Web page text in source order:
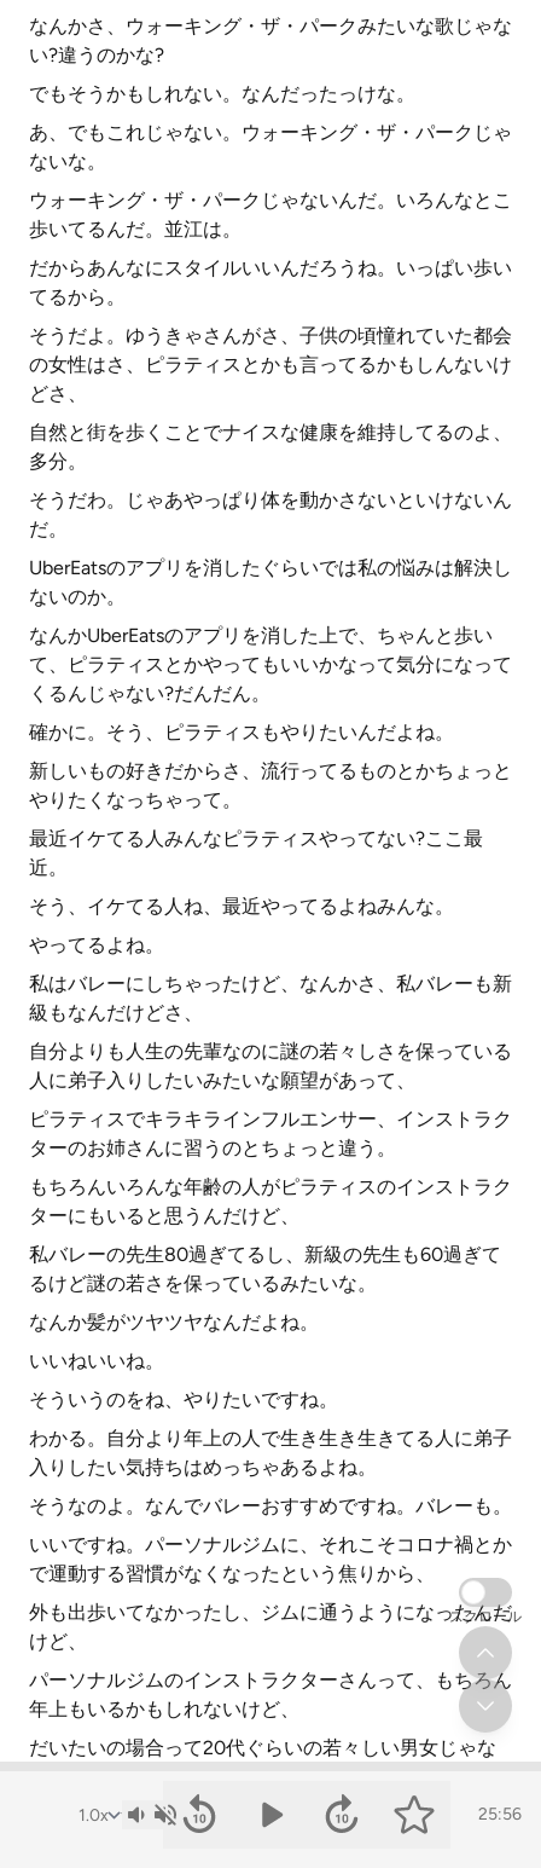
なんかさ、ウォーキング・ザ・パークみたいな歌じゃな
い?違うのかな?
でもそうかもしれない。なんだったっけな。
あ、でもこれじゃない。ウォーキング・ザ・パークじゃ
ないな。
ウォーキング・ザ・パークじゃないんだ。いろんなとこ
歩いてるんだ。並江は。
だからあんなにスタイルいいんだろうね。いっぱい歩い
てるから。
そうだよ。ゆうきゃさんがさ、子供の頃憧れていた都会
の女性はさ、ピラティスとかも言ってるかもしんないけ
どさ、
自然と街を歩くことでナイスな健康を維持してるのよ、
多分。
そうだわ。じゃあやっぱり体を動かさないといけないん
だ。
UberEatsのアプリを消したぐらいでは私の悩みは解決し
ないのか。
なんかUberEatsのアプリを消した上で、ちゃんと歩い
て、ピラティスとかやってもいいかなって気分になって
くるんじゃない?だんだん。
確かに。そう、ピラティスもやりたいんだよね。
新しいもの好きだからさ、流行ってるものとかちょっと
やりたくなっちゃって。
最近イケてる人みんなピラティスやってない?ここ最
近。
そう、イケてる人ね、最近やってるよねみんな。
やってるよね。
私はバレーにしちゃったけど、なんかさ、私バレーも新
級もなんだけどさ、
自分よりも人生の先輩なのに謎の若々しさを保っている
人に弟子入りしたいみたいな願望があって、
ピラティスでキラキラインフルエンサー、インストラク
ターのお姉さんに習うのとちょっと違う。
もちろんいろんな年齢の人がピラティスのインストラク
ターにもいると思うんだけど、
私バレーの先生80過ぎてるし、新級の先生も60過ぎて
るけど謎の若さを保っているみたいな。
なんか髪がツヤツヤなんだよね。
いいねいいね。
そういうのをね、やりたいですね。
わかる。自分より年上の人で生き生き生きてる人に弟子
入りしたい気持ちはめっちゃあるよね。
そうなのよ。なんでバレーおすすめですね。バレーも。
いいですね。パーソナルジムに、それこそコロナ禍とか
で運動する習慣がなくなったという焦りから、
外も出歩いてなかったし、ジムに通うようになったんだ
けど、
パーソナルジムのインストラクターさんって、もちろん
年上もいるかもしれないけど、
だいたいの場合って20代ぐらいの若々しい男女じゃな
若い人に教えをこうことに、いまいちしっくりきてなく
25:56
スクロール